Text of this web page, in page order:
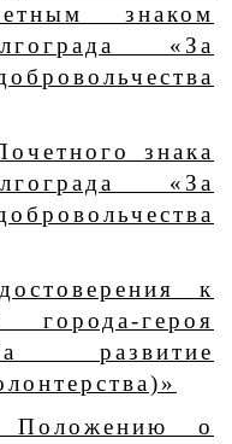
знаком
«За
знака
«За
к
героя
развитие
о